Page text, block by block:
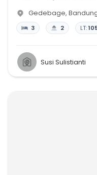
Gedebage,
3 2 LT:
Susi Sulistianti